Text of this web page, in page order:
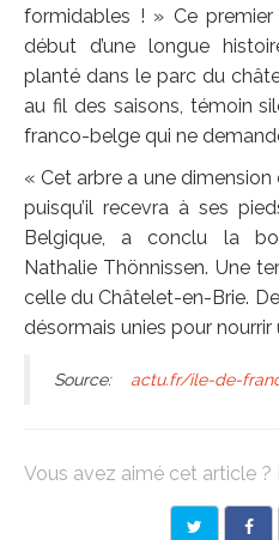
formidables ! » Ce premier
début d’une longue
planté dans le parc du
au fil des saisons, témoin
franco-belge qui ne demande
« Cet arbre a une
puisqu’il recevra à ses
Belgique, a conclu la
Nathalie Thönnissen. Une
celle du Châtelet-en-Brie.
désormais unies pour nourrir
Source: actu.fr/ile-de-
Vous avez aimé cet article ?